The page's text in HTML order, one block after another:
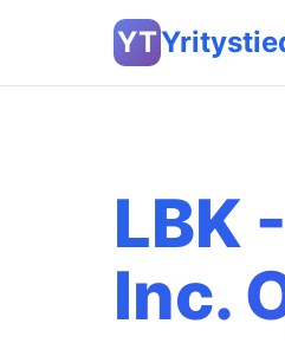
YT
LBK
Inc.